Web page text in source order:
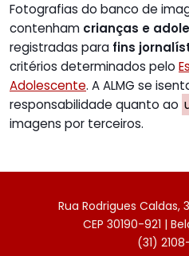
Fotografias do banco de
contenham crianças e
registradas para fins
critérios determinados pelo
Adolescente. A ALMG se
responsabilidade quanto ao
imagens por terceiros.
Rua Rodrigues Caldas,
CEP 30190-921 |
(31)